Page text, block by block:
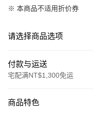
※ 本商品不适用折价券
请选择商品选项
付款与运送
宅配满NT$1,300免运
信用卡一次付款
商品特色